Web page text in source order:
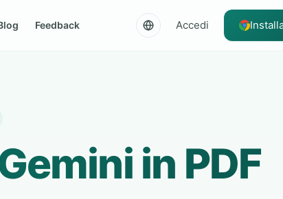
Feedback Accedi
in PDF